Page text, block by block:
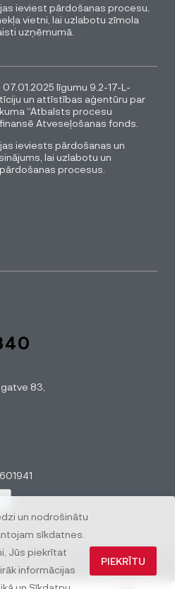
un nodrošinātu
sīkdatnes.
Jūs piekrītat
informācijas
PIEKRĪTU
ieviest pārdošanas procesu,
vietni, lai uzlabotu zīmola
uzņēmumā.
07.01.2025 līgumu 9.2-17-L-
un attīstības aģentūru par
“Atbalsts procesu
Atveseļošanas fonds.
ieviests pārdošanas un
lai uzlabotu un
procesus.
83,